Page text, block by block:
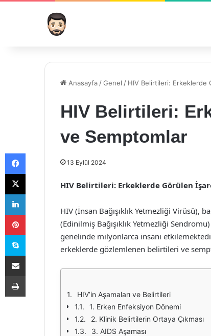
Anasayfa /Genel / HIV Belirtileri: Erkeklerde
HIV Belirtileri:
ve Semptomlar
13 Eylül 2024
HIV Belirtileri: Erkeklerde Görülen
HIV (İnsan Bağışıklık Yetmezliği Virüsü),
(Edinilmiş Bağışıklık Yetmezliği
genelinde milyonlarca insanı
erkeklerde gözlemlenen belirtileri ve
HIV’in Aşamaları ve Belirtileri
1. Erken Enfeksiyon Dönemi
2. Klinik Belirtilerin Ortaya Çıkması
3. AIDS Aşaması
Facebook
X
LinkedIn
Pinterest
Skype
E-Posta ile paylaş